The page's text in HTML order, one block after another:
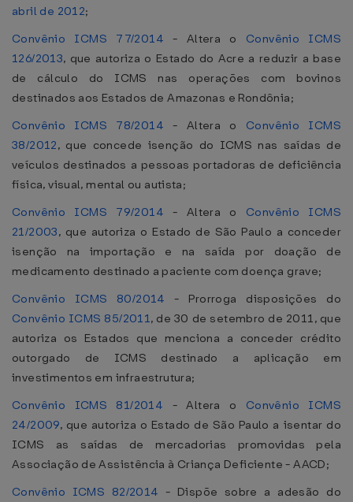
abril de 2012;
Convênio ICMS 77/2014 - Altera o Convênio ICMS
126/2013, que autoriza o Estado do Acre a reduzir a base
de cálculo do ICMS nas operações com bovinos
destinados aos Estados de Amazonas e Rondônia;
Convênio ICMS 78/2014 - Altera o Convênio ICMS
38/2012, que concede isenção do ICMS nas saídas de
veículos destinados a pessoas portadoras de deficiência
física, visual, mental ou autista;
Convênio ICMS 79/2014 - Altera o Convênio ICMS
21/2003, que autoriza o Estado de São Paulo a conceder
isenção na importação e na saída por doação de
medicamento destinado a paciente com doença grave;
Convênio ICMS 80/2014 - Prorroga disposições do
Convênio ICMS 85/2011, de 30 de setembro de 2011, que
autoriza os Estados que menciona a conceder crédito
outorgado de ICMS destinado a aplicação em
investimentos em infraestrutura;
Convênio ICMS 81/2014 - Altera o Convênio ICMS
24/2009, que autoriza o Estado de São Paulo a isentar do
ICMS as saídas de mercadorias promovidas pela
Associação de Assistência à Criança Deficiente - AACD;
Convênio ICMS 82/2014 - Dispõe sobre a adesão do